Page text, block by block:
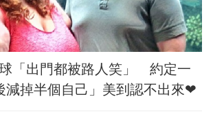
「出門都被路人笑」 約定一
減掉半個自己」美到認不出來❤